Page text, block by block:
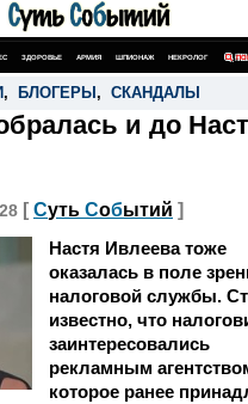
ЗДОРОВЬЕ АРМИЯ ШПИОНАЖ НЕКРОЛОГ
, БЛОГЕРЫ , СКАНДАЛЫ
и до
[ Суть Событий ]
Настя Ивлеева тоже
оказалась в поле
налоговой службы.
известно, что
заинтересовались
рекламным
которое ранее